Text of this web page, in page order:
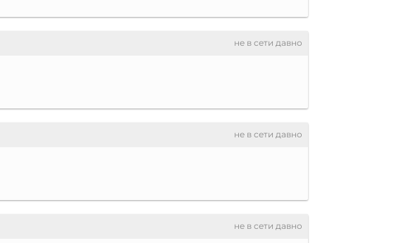
не в сети давно
не в сети давно
не в сети давно